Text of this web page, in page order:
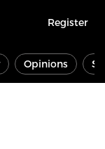
Register
Opinions